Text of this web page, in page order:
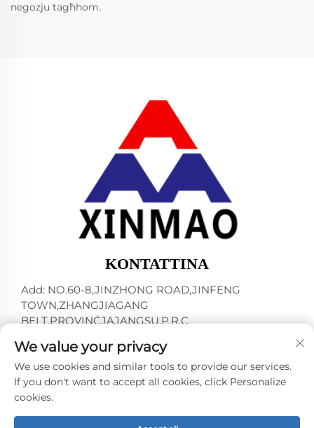
negozju tagħhom.
KONTATTINA
Add: NO.60-8,JINZHONG ROAD,JINFENG
TOWN,ZHANGJIAGANG
BELT,PROVINĊJAJANGSU,P.R.C
Tel: +86-18952445692
E-mail:[email protected]
Kopjorju © 2024 minn ZHANGJIAGANG CITY XINMAO
We value your privacy
We use cookies and similar tools to provide our services.
If you don't want to accept all cookies, click Personalize
cookies.